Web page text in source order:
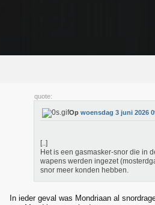
quote:
Op woensdag 3 juni 2026
[..]
Het is een gasmasker-snor die in
wapens werden ingezet
snor meer konden hebben.
In ieder geval was Mondriaan al